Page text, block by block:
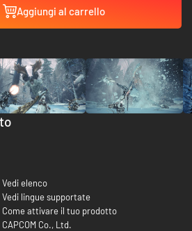
Aggiungi al carrello
Vedi elenco
Vedi lingue supportate
Come attivare il tuo prodotto
CAPCOM Co., Ltd.